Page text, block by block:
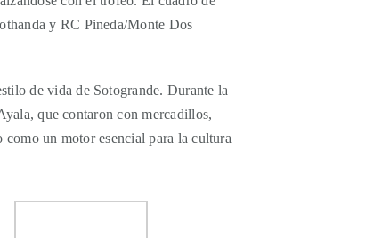
y RC Pineda/Monte Dos
de vida de Sotogrande. Durante la
que contaron con mercadillos,
un motor esencial para la cultura